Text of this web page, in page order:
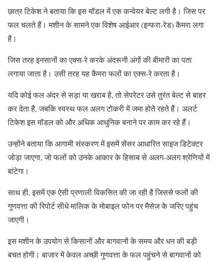
छात्र टिकेश ने बताया कि इस मॉडल में एक कन्वेयर बेल्ट लगी है। जिस पर
फल चलते हैं। मशीन के सामने एक विशेष आईआर (इन्फरा-रेड) कैमरा लगा
है।
जिस तरह इनसानों का एक्स-रे करके अंदरूनी अंगों की बीमारी का पता
लगाया जाता है। उसी तरह यह कैमरा फलों का एक्स-रे करता है।
यदि कोई फल अंदर से सड़ा या खराब है, तो सेपरेटर उसे तुरंत बेल्ट से बाहर
कर देता है, जबकि स्वस्थ फल अलग टोकरी में जमा होते रहते हैं। अलर्ट
टिकेश इस मॉडल को और अधिक आधुनिक बनाने पर काम कर रहे हैं।
उन्होंने बताया कि आगामी संस्करण में इसमें सेंसर आधारित साइज डिटेक्टर
जोड़ा जाएगा, जो फलों को उनके आकार के हिसाब से अलग-अलग श्रेणियों में
बांटेगा।
साथ ही, इसमें एक ऐसी प्रणाली विकसित की जा रही है जिससे फलों की
गुणवत्ता की रिपोर्ट सीधे मालिक के मोबाइल फोन पर मैसेज के जरिए पहुंच
जाएगी।
इस मशीन के उपयोग से किसानों और बागवानों के समय और धन की बड़ी
बचत होगी। बाजार में केवल अच्छी गुणवत्ता के फल पहुंचने से बागवानों को